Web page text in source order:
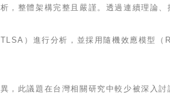
，整體架構完整且嚴謹。透過連續理論
）進行分析，並採用隨機效應模型
，此議題在台灣相關研究中較少被深入